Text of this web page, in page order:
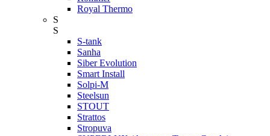
Royal Thermo
S
S
S-tank
Sanha
Siber Evolution
Smart Install
Solpi-M
Steelsun
STOUT
Strattos
Stropuva